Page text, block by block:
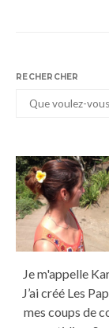
RECHERCHER
Je m'appelle
J’ai créé Les
mes coups de